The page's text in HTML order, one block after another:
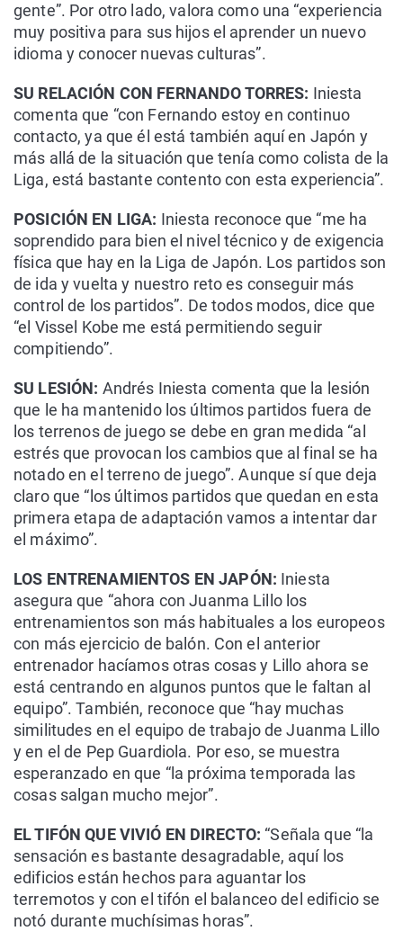
gente”. Por otro lado, valora como una “experiencia
muy positiva para sus hijos el aprender un nuevo
idioma y conocer nuevas culturas”.
SU RELACIÓN CON FERNANDO TORRES: Iniesta
comenta que “con Fernando estoy en continuo
contacto, ya que él está también aquí en Japón y
más allá de la situación que tenía como colista de la
Liga, está bastante contento con esta experiencia”.
POSICIÓN EN LIGA: Iniesta reconoce que “me ha
soprendido para bien el nivel técnico y de exigencia
física que hay en la Liga de Japón. Los partidos son
de ida y vuelta y nuestro reto es conseguir más
control de los partidos”. De todos modos, dice que
“el Vissel Kobe me está permitiendo seguir
compitiendo”.
SU LESIÓN: Andrés Iniesta comenta que la lesión
que le ha mantenido los últimos partidos fuera de
los terrenos de juego se debe en gran medida “al
estrés que provocan los cambios que al final se ha
notado en el terreno de juego”. Aunque sí que deja
claro que “los últimos partidos que quedan en esta
primera etapa de adaptación vamos a intentar dar
el máximo”.
LOS ENTRENAMIENTOS EN JAPÓN: Iniesta
asegura que “ahora con Juanma Lillo los
entrenamientos son más habituales a los europeos
con más ejercicio de balón. Con el anterior
entrenador hacíamos otras cosas y Lillo ahora se
está centrando en algunos puntos que le faltan al
equipo”. También, reconoce que “hay muchas
similitudes en el equipo de trabajo de Juanma Lillo
y en el de Pep Guardiola. Por eso, se muestra
esperanzado en que “la próxima temporada las
cosas salgan mucho mejor”.
EL TIFÓN QUE VIVIÓ EN DIRECTO: “Señala que “la
sensación es bastante desagradable, aquí los
edificios están hechos para aguantar los
terremotos y con el tifón el balanceo del edificio se
notó durante muchísimas horas”.